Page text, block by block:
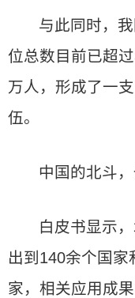
与此同时，
位总数目前已超
万人，形成了一
伍。
中国的北斗
白皮书显示
出到140余个国家
家，相关应用成